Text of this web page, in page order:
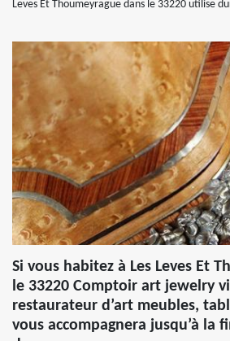
Leves Et Thoumeyrague dans le 33220 utilise
Si vous habitez à Les Leves Et
le 33220 Comptoir art jewelry
restaurateur d’art meubles,
vous accompagnera jusqu’à la